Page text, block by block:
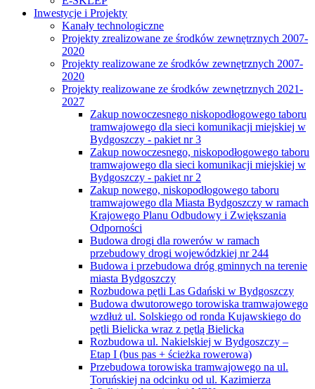
Inwestycje i Projekty
Kanały technologiczne
Projekty zrealizowane ze środków zewnętrznych 2007-
2020
Projekty realizowane ze środków zewnętrznych 2007-
2020
Projekty realizowane ze środków zewnętrznych 2021-
2027
Zakup nowoczesnego niskopodłogowego taboru
tramwajowego dla sieci komunikacji miejskiej w
Bydgoszczy - pakiet nr 3
Zakup nowoczesnego, niskopodłogowego taboru
tramwajowego dla sieci komunikacji miejskiej w
Bydgoszczy - pakiet nr 2
Zakup nowego, niskopodłogowego taboru
tramwajowego dla Miasta Bydgoszczy w ramach
Krajowego Planu Odbudowy i Zwiększania
Odporności
Budowa drogi dla rowerów w ramach
przebudowy drogi wojewódzkiej nr 244
Budowa i przebudowa dróg gminnych na terenie
miasta Bydgoszczy
Rozbudowa pętli Las Gdański w Bydgoszczy
Budowa dwutorowego torowiska tramwajowego
wzdłuż ul. Solskiego od ronda Kujawskiego do
pętli Bielicka wraz z pętlą Bielicka
Rozbudowa ul. Nakielskiej w Bydgoszczy –
Etap I (bus pas + ścieżka rowerowa)
Przebudowa torowiska tramwajowego na ul.
Toruńskiej na odcinku od ul. Kazimierza